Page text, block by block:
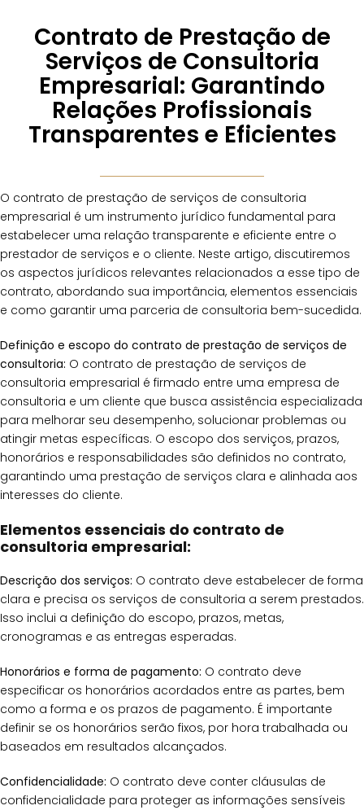
Contrato de Prestação de
Serviços de Consultoria
Empresarial: Garantindo
Relações Profissionais
Transparentes e Eficientes
O contrato de prestação de serviços de consultoria
empresarial é um instrumento jurídico fundamental para
estabelecer uma relação transparente e eficiente entre o
prestador de serviços e o cliente. Neste artigo, discutiremos
os aspectos jurídicos relevantes relacionados a esse tipo de
contrato, abordando sua importância, elementos essenciais
e como garantir uma parceria de consultoria bem-sucedida.
Definição e escopo do contrato de prestação de serviços de
consultoria: O contrato de prestação de serviços de
consultoria empresarial é firmado entre uma empresa de
consultoria e um cliente que busca assistência especializada
para melhorar seu desempenho, solucionar problemas ou
atingir metas específicas. O escopo dos serviços, prazos,
honorários e responsabilidades são definidos no contrato,
garantindo uma prestação de serviços clara e alinhada aos
interesses do cliente.
Elementos essenciais do contrato de
consultoria empresarial:
Descrição dos serviços: O contrato deve estabelecer de forma
clara e precisa os serviços de consultoria a serem prestados.
Isso inclui a definição do escopo, prazos, metas,
cronogramas e as entregas esperadas.
Honorários e forma de pagamento: O contrato deve
especificar os honorários acordados entre as partes, bem
como a forma e os prazos de pagamento. É importante
definir se os honorários serão fixos, por hora trabalhada ou
baseados em resultados alcançados.
Confidencialidade: O contrato deve conter cláusulas de
confidencialidade para proteger as informações sensíveis